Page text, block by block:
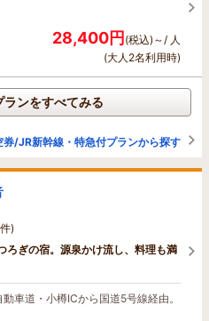
28,400円(税込)～/ 人
(大人2名利用時)
ランをすべてみる
券/JR新幹線・特急付プランから探す
)
ろぎの宿。源泉かけ流し、料理も満
車道・小樽ICから国道5号線経由。